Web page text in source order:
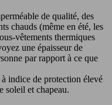
de qualité, des
chauds (même en été, les
vêtements thermiques
une épaisseur de
par rapport à ce que
indice de protection élevé
soleil et chapeau.